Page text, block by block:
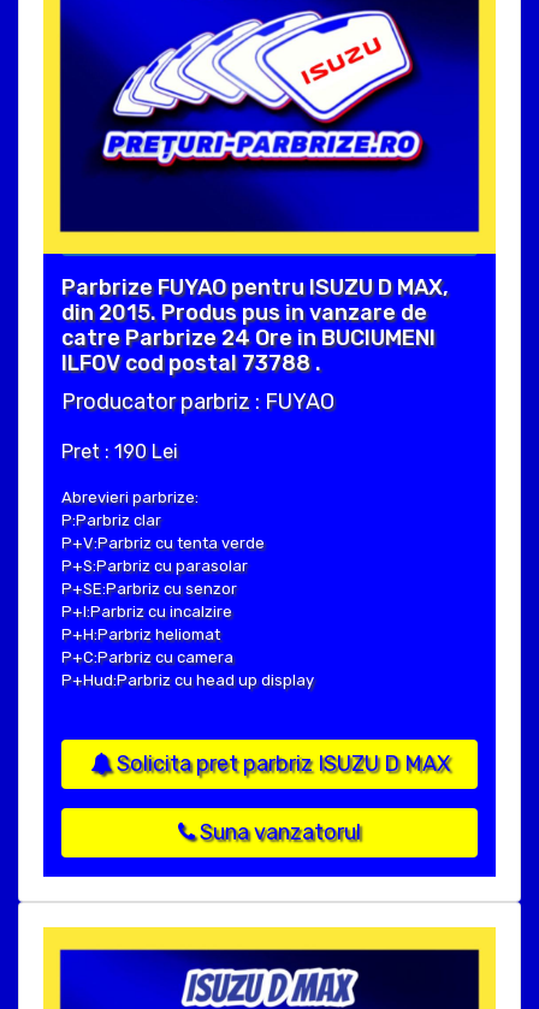
Parbrize FUYAO pentru ISUZU D MAX,
din 2015. Produs pus in vanzare de
catre Parbrize 24 Ore in BUCIUMENI
ILFOV cod postal 73788 .
Producator parbriz : FUYAO
Pret : 190 Lei
Abrevieri parbrize:
P:Parbriz clar
P+V:Parbriz cu tenta verde
P+S:Parbriz cu parasolar
P+SE:Parbriz cu senzor
P+I:Parbriz cu incalzire
P+H:Parbriz heliomat
P+C:Parbriz cu camera
P+Hud:Parbriz cu head up display
Solicita pret parbriz ISUZU D MAX
Suna vanzatorul